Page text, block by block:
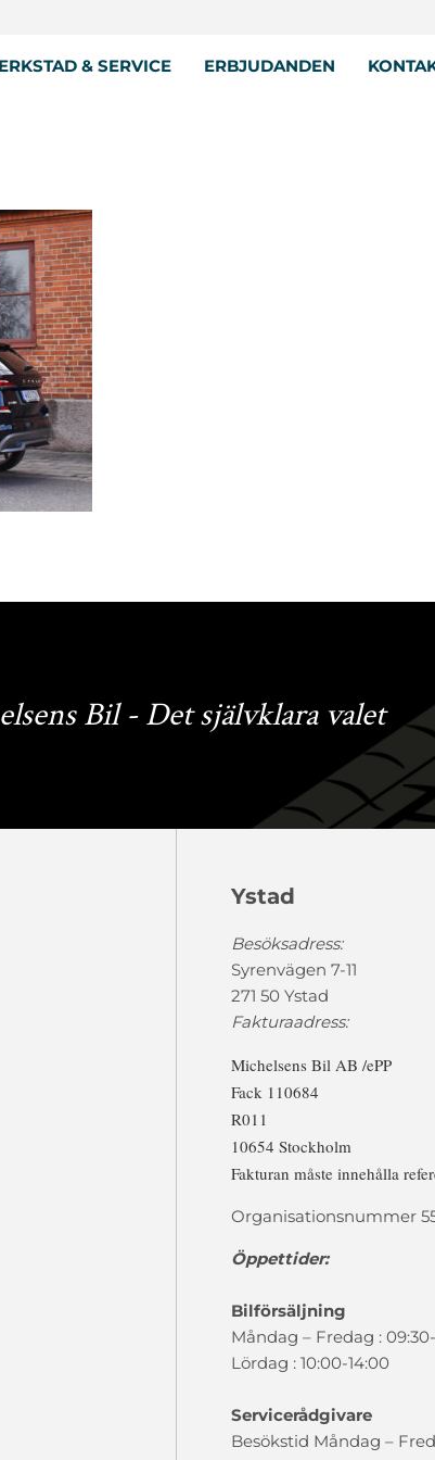
& SERVICE ERBJUDANDEN
Bil - Det självklara valet
Ystad
Besöksadress:
Syrenvägen 7-11
271 50 Ystad
Fakturaadress:
Michelsens Bil AB /ePP
Fack 110684
R011
10654 Stockholm
Fakturan måste innehålla
Organisationsnummer
Öppettider:
Bilförsäljning
Måndag – Fredag :
Lördag : 10:00-14:00
Servicerådgivare
Besökstid Måndag –